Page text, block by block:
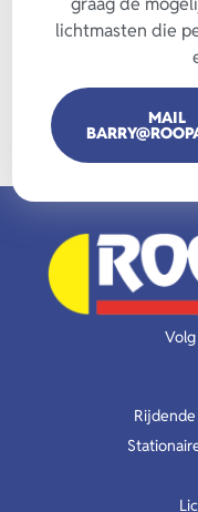
lichtmasten die
MAIL